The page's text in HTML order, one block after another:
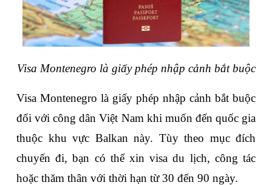
Visa Montenegro là giấy phép nhập cảnh bắt buộc
Visa Montenegro là giấy phép nhập cảnh bắt buộc
đối với công dân Việt Nam khi muốn đến quốc gia
thuộc khu vực Balkan này. Tùy theo mục đích
chuyến đi, bạn có thể xin visa du lịch, công tác
hoặc thăm thân với thời hạn từ 30 đến 90 ngày.